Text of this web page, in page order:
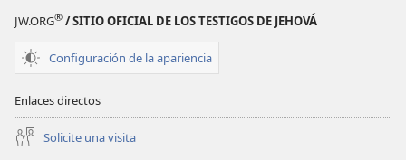
JW.ORG® / SITIO OFICIAL DE LOS TESTIGOS DE JEHOVÁ
Configuración de la apariencia
Enlaces directos
Solicite una visita